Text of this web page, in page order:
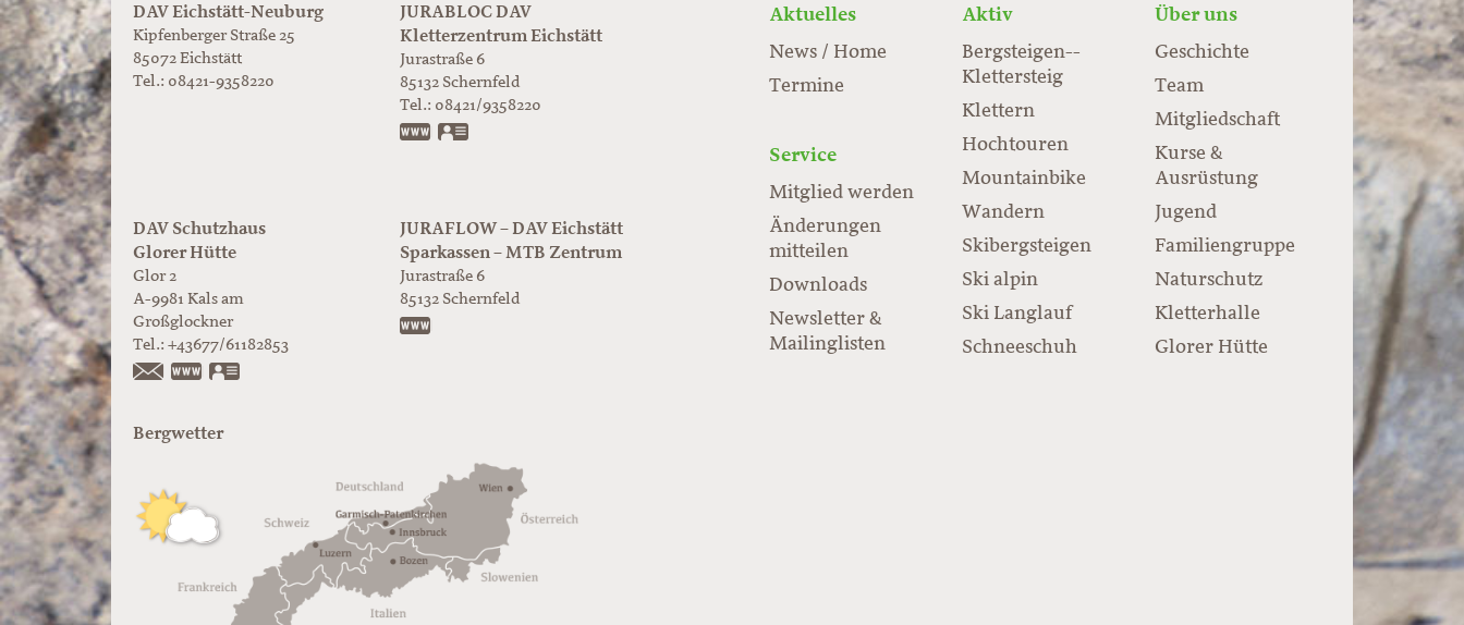
DAV Eichstätt-Neuburg
Kipfenberger Straße 25
85072 Eichstätt
Tel.: 08421-9358220
JURABLOC DAV
Kletterzentrum Eichstätt
Jurastraße 6
85132 Schernfeld
Tel.: 08421/9358220
www.jurabloc.de
DAV Schutzhaus
Glorer Hütte
Glor 2
A-9981 Kals am
Großglockner
Tel.: +43677/61182853
https://www.glorer-huette.at/
JURAFLOW – DAV Eichstätt
Sparkassen – MTB Zentrum
Jurastraße 6
85132 Schernfeld
Aktuelles
News / Home
Termine
Aktiv
Bergsteigen-­
Klettersteig
Klettern
Hochtouren
Mountainbike
Wandern
Skibergsteigen
Ski alpin
Ski Langlauf
Schneeschuh
Über uns
Geschichte
Team
Mitgliedschaft
Kurse &
Ausrüstung
Jugend
Familiengruppe
Naturschutz
Kletterhalle
Glorer Hütte
Service
Mitglied werden
Änderungen
mitteilen
Downloads
Newsletter &
Mailinglisten
Bergwetter